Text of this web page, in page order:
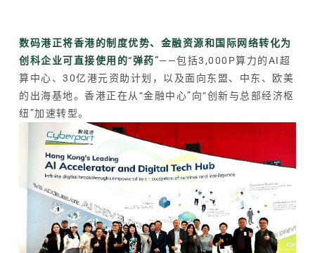
数码港正将香港的制度优势、金融资源和国际网络转化为
创科企业可直接使用的“弹药”——包括3,000P算力的AI超
算中心、30亿港元资助计划，以及面向东盟、中东、欧美
的出海基地。香港正在从“金融中心”向“创新与总部经济枢
纽”加速转型。